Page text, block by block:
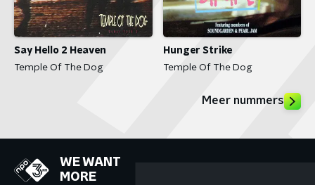
Say Hello 2 Heaven
Temple Of The Dog
Hunger Strike
Temple Of The Dog
Meer nummers
WE WANT
MORE